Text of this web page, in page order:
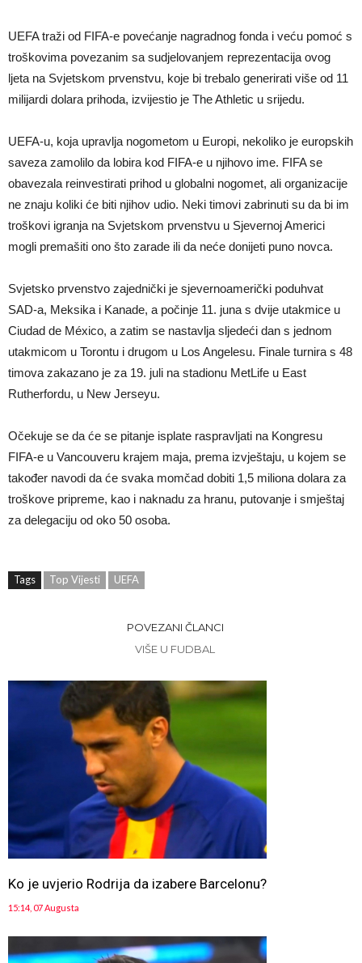
Rafael Leao dobio novu ponudu iz Turske
UEFA traži od FIFA-e povećanje nagradnog fonda i veću pomoć s
troškovima povezanim sa sudjelovanjem reprezentacija ovog
ljeta na Svjetskom prvenstvu, koje bi trebalo generirati više od 11
milijardi dolara prihoda, izvijestio je The Athletic u srijedu.
UEFA-u, koja upravlja nogometom u Europi, nekoliko je europskih
saveza zamolilo da lobira kod FIFA-e u njihovo ime. FIFA se
obavezala reinvestirati prihod u globalni nogomet, ali organizacije
ne znaju koliki će biti njihov udio. Neki timovi zabrinuti su da bi im
troškovi igranja na Svjetskom prvenstvu u Sjevernoj Americi
mogli premašiti ono što zarade ili da neće donijeti puno novca.
Svjetsko prvenstvo zajednički je sjevernoamerički poduhvat
SAD-a, Meksika i Kanade, a počinje 11. juna s dvije utakmice u
Ciudad de México, a zatim se nastavlja sljedeći dan s jednom
utakmicom u Torontu i drugom u Los Angelesu. Finale turnira s 48
timova zakazano je za 19. juli na stadionu MetLife u East
Rutherfordu, u New Jerseyu.
Očekuje se da će se pitanje isplate raspravljati na Kongresu
FIFA-e u Vancouveru krajem maja, prema izvještaju, u kojem se
također navodi da će svaka momčad dobiti 1,5 miliona dolara za
troškove pripreme, kao i naknadu za hranu, putovanje i smještaj
za delegaciju od oko 50 osoba.
Tags Top Vijesti UEFA
POVEZANI ČLANCI
VIŠE U FUDBAL
Ko je uvjerio Rodrija da izabere Barcelonu?
15:14, 07 Augusta